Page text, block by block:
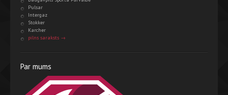
Pulsar
Intergaz
Stokker
Karcher
pilns saraksts →
Par mums